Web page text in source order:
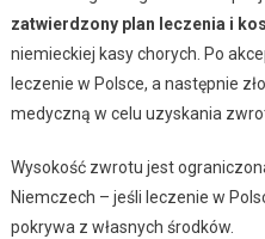
zatwierdzony plan leczenia i
niemieckiej kasy chorych. Po
leczenie w Polsce, a następnie
medyczną w celu uzyskania
Wysokość zwrotu jest
Niemczech – jeśli leczenie w
pokrywa z własnych środków.